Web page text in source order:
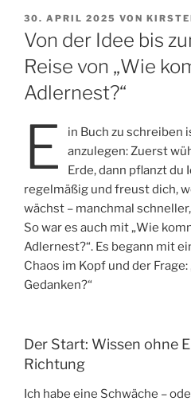
VERÖFFENTLICHT
AM
30. APRIL 2025 VON
Von der Idee bis
Reise von „Wie
Adlernest?“
E
in Buch zu schreiben
anzulegen: Zuerst
Erde, dann pflanzt du
regelmäßig und freust dich,
wächst – manchmal
So war es auch mit „Wie
Adlernest?“. Es begann mit
Chaos im Kopf und der
Gedanken?“
Der Start: Wissen ohne
Richtung
Ich habe eine Schwäche –